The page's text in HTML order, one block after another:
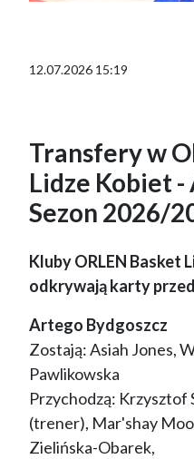
12.07.2026 15:19
Transfery w
Lidze Kobiet
Sezon 2026/
Kluby ORLEN Basket
odkrywają karty
Artego Bydgoszcz
Zostają: Asiah Jones,
Pawlikowska
Przychodzą: Krzysztof
(trener), Mar'shay
Zielińska-Obarek,